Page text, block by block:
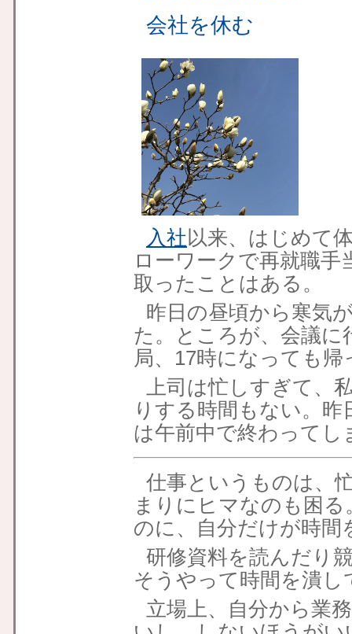
会社を休む
入社以来、はじめて
ローワークで再就職
取ったことはある。
昨日の昼頃から寒気
た。ところが、会議に
局、17時になっても
上司は忙しすぎて、
りする時間もない。
は午前中で終わって
仕事というものは、
まりにヒマなのも困
のに、自分だけが時
研修資料を読んだり
そうやって時間を潰し
立場上、自分から業